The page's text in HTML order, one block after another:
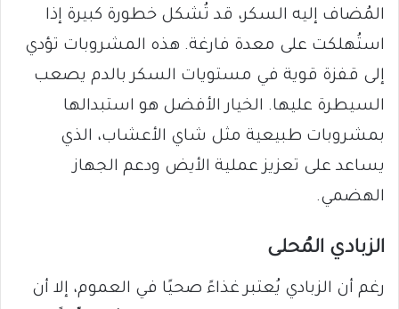
المُضاف إليه السكر، قد تُشكل خطورة كبيرة إذا
استُهلكت على معدة فارغة. هذه المشروبات تؤدي
إلى قفزة قوية في مستويات السكر بالدم يصعب
السيطرة عليها. الخيار الأفضل هو استبدالها
بمشروبات طبيعية مثل شاي الأعشاب، الذي
يساعد على تعزيز عملية الأيض ودعم الجهاز
الهضمي.
الزبادي المُحلى
رغم أن الزبادي يُعتبر غذاءً صحيًا في العموم، إلا أن